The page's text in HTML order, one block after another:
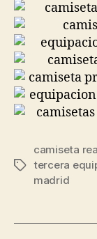
Etiquetas
camiseta
tercera
madrid